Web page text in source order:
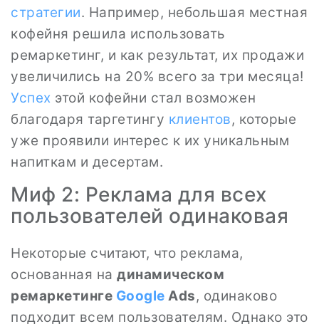
стратегии. Например, небольшая местная
кофейня решила использовать
ремаркетинг, и как результат, их продажи
увеличились на 20% всего за три месяца!
Успех этой кофейни стал возможен
благодаря таргетингу клиентов, которые
уже проявили интерес к их уникальным
напиткам и десертам.
Миф 2: Реклама для всех
пользователей одинаковая
Некоторые считают, что реклама,
основанная на динамическом
ремаркетинге Google Ads, одинаково
подходит всем пользователям. Однако это